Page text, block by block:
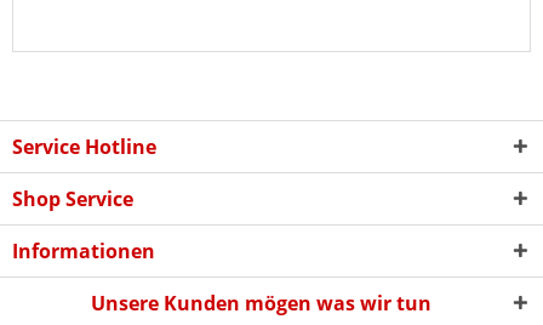
Service Hotline
Shop Service
Informationen
Unsere Kunden mögen was wir tun